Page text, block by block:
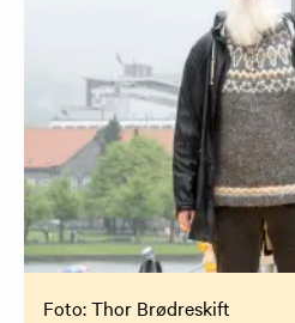
Foto: Thor Brødreskift